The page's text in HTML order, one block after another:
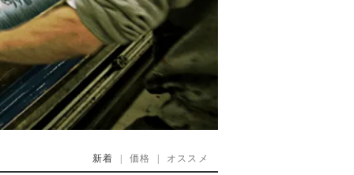
新着 | 価格 | オススメ